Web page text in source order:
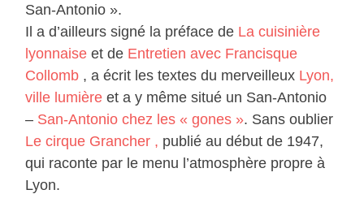
San-Antonio ».
Il a d’ailleurs signé la préface de La cuisinière
lyonnaise et de Entretien avec Francisque
Collomb , a écrit les textes du merveilleux Lyon,
ville lumière et a y même situé un San-Antonio
– San-Antonio chez les « gones ». Sans oublier
Le cirque Grancher , publié au début de 1947,
qui raconte par le menu l’atmosphère propre à
Lyon.